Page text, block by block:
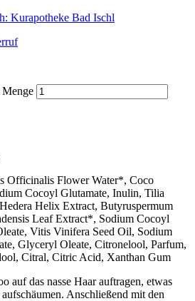
Kurapotheke Bad Ischl
Menge
Officinalis Flower Water*, Coco
Cocoyl Glutamate, Inulin, Tilia
Helix Extract, Butyruspermum
Leaf Extract*, Sodium Cocoyl
Vitis Vinifera Seed Oil, Sodium
Glyceryl Oleate, Citronelool, Parfum,
Citral, Citric Acid, Xanthan Gum
auf das nasse Haar auftragen, etwas
Anschließend mit den